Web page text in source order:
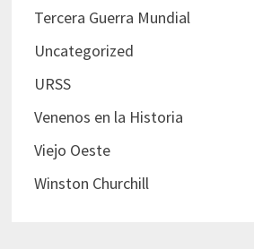
Tercera Guerra Mundial
Uncategorized
URSS
Venenos en la Historia
Viejo Oeste
Winston Churchill